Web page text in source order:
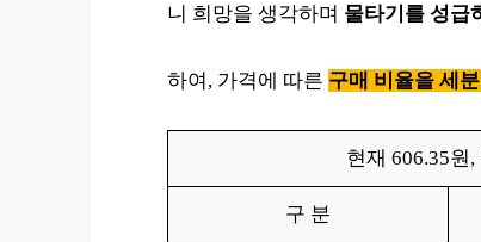
니 희망을 생각하며 물타기를 성급
하여, 가격에 따른 구매 비율을 세
현재 606.35원
구 분